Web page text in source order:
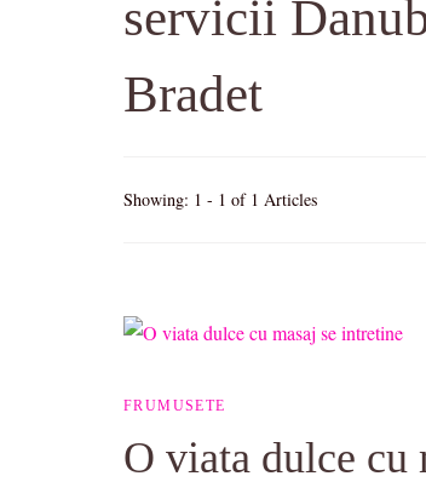
servicii
Bradet
Showing: 1 - 1 of 1 Articles
FRUMUSETE
O viata dulce cu